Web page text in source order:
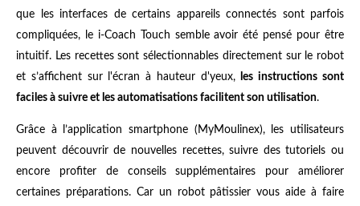
que les interfaces de certains appareils connectés sont parfois
compliquées, le i-Coach Touch semble avoir été pensé pour être
intuitif. Les recettes sont sélectionnables directement sur le robot
et s’affichent sur l'écran à hauteur d'yeux,
les instructions sont
faciles à suivre et les automatisations facilitent son utilisation.
Grâce à l’application smartphone (MyMoulinex), les utilisateurs
peuvent découvrir de nouvelles recettes, suivre des tutoriels ou
encore profiter de conseils supplémentaires pour améliorer
certaines préparations. Car un robot pâtissier vous aide à faire